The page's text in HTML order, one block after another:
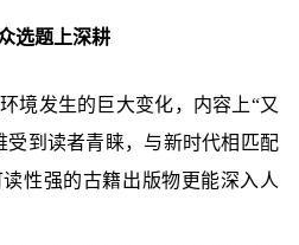
选题上深耕
发生的巨大变化，内容上“又
受到读者青睐，与新时代相匹配
性强的古籍出版物更能深入人